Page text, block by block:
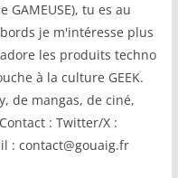
GAMEUSE), tu es au
je m'intéresse plus
les produits techno
à la culture GEEK.
de mangas, de ciné,
: Twitter/X :
: contact@gouaig.fr